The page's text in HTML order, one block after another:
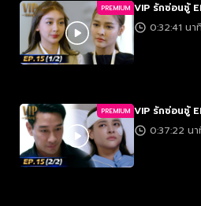
PREMIUM VIP รักซ่อนชู้
0:32:41 นาที
PREMIUM VIP รักซ่อนชู้
0:37:22 นา